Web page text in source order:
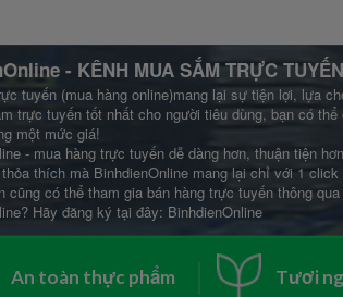
- KÊNH MUA SẮM TRỰC
tuyến (mua hàng online)mang lại sự tiện lợi, lựa
trực tuyến tốt nhất cho người tiêu dùng, bạn có
một mức giá!
- mua hàng trực tuyến dễ dàng hơn, thuận tiện
thỏa thích mà BinhdienOnline mang lại chỉ với 1
cũng có thể tham gia bán hàng trực tuyến thông
Hãy đăng ký tại đây: BinhdienOnline
An toàn thực phẩm Tươi